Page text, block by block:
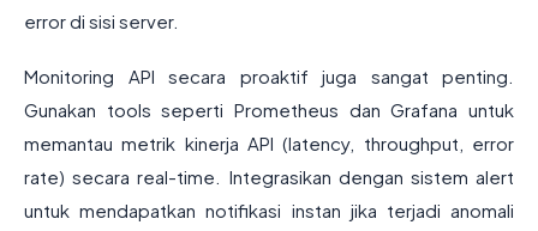
error di sisi server.
Monitoring API secara proaktif juga sangat penting.
Gunakan tools seperti Prometheus dan Grafana untuk
memantau metrik kinerja API (latency, throughput, error
rate) secara real-time. Integrasikan dengan sistem alert
untuk mendapatkan notifikasi instan jika terjadi anomali